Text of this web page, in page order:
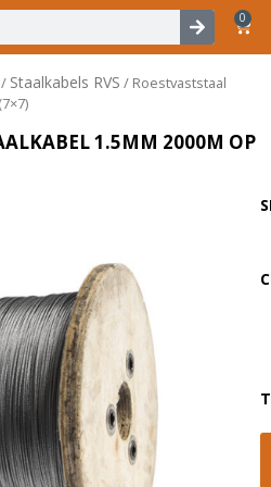
0
/ Staalkabels RVS / Roestvaststaal
1.5MM 2000M OP